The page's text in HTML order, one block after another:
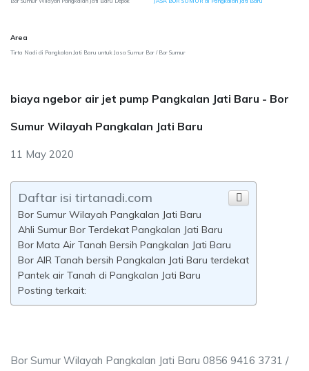
Area
Tirta Nadi di Pangkalan Jati Baru untuk Jasa Sumur Bor / Bor Sumur
biaya ngebor air jet pump Pangkalan Jati Baru - Bor
Sumur Wilayah Pangkalan Jati Baru
11 May 2020
Daftar isi tirtanadi.com
Bor Sumur Wilayah Pangkalan Jati Baru
Ahli Sumur Bor Terdekat Pangkalan Jati Baru
Bor Mata Air Tanah Bersih Pangkalan Jati Baru
Bor AIR Tanah bersih Pangkalan Jati Baru terdekat
Pantek air Tanah di Pangkalan Jati Baru
Posting terkait:
Bor Sumur Wilayah Pangkalan Jati Baru 0856 9416 3731 /